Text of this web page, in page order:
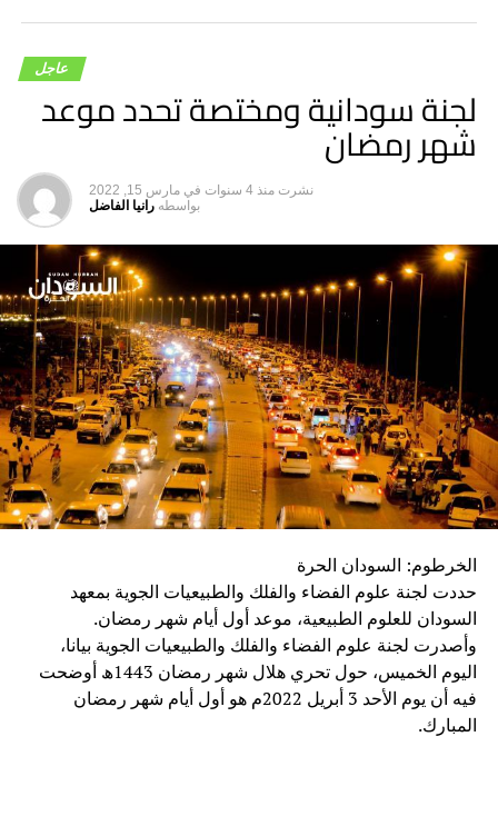
عاجل
لجنة سودانية ومختصة تحدد موعد
شهر رمضان
نشرت منذ 4 سنوات في مارس 15, 2022
بواسطه رانيا الفاضل
الخرطوم: السودان الحرة
حددت لجنة علوم الفضاء والفلك والطبيعيات الجوية بمعهد
السودان للعلوم الطبيعية، موعد أول أيام شهر رمضان.
وأصدرت لجنة علوم الفضاء والفلك والطبيعيات الجوية بيانا،
اليوم الخميس، حول تحري هلال شهر رمضان 1443ھ أوضحت
فيه أن يوم الأحد 3 أبریل 2022م هو أول أيام شهر رمضان
المبارك.